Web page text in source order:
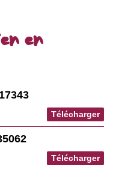
en
Télécharger
Télécharger